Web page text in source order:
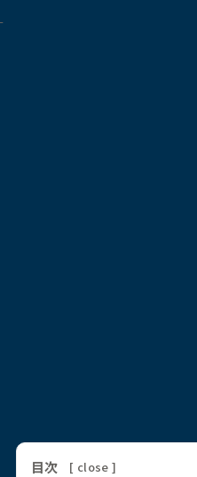
目次 [ close ]